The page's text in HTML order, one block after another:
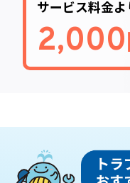
サービス料金よ
2,000